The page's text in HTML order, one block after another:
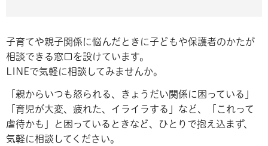
子育てや親子関係に悩んだときに子どもや保護者のかたが
相談できる窓口を設けています。
LINEで気軽に相談してみませんか。
「親からいつも怒られる、きょうだい関係に困っている」
「育児が大変、疲れた、イライラする」など、「これって
虐待かも」と困っているときなど、ひとりで抱え込まず、
気軽に相談してください。